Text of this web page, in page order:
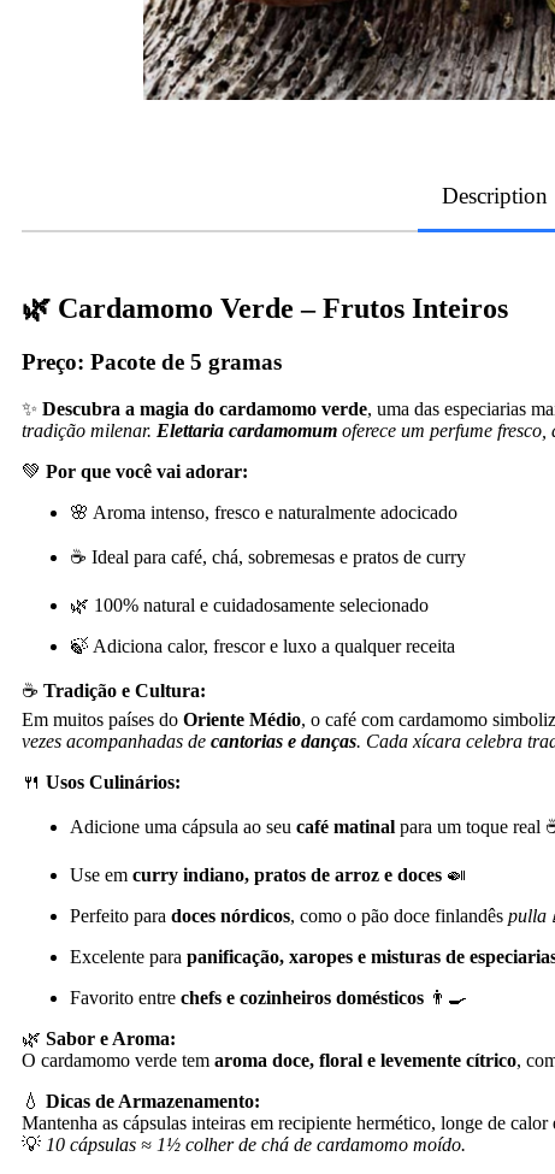
Description
🌿 Cardamomo Verde – Frutos Inteiros
Preço: Pacote de 5 gramas
✨ Descubra a magia do cardamomo verde, uma das especiarias
tradição milenar. Elettaria cardamomum oferece um perfume
💚 Por que você vai adorar:
🌸 Aroma intenso, fresco e naturalmente adocicado
☕ Ideal para café, chá, sobremesas e pratos de curry
🌿 100% natural e cuidadosamente selecionado
🍃 Adiciona calor, frescor e luxo a qualquer receita
☕ Tradição e Cultura:
Em muitos países do Oriente Médio, o café com cardamomo
vezes acompanhadas de cantorias e danças. Cada xícara celebra
🍴 Usos Culinários:
Adicione uma cápsula ao seu café matinal para um toque real
Use em curry indiano, pratos de arroz e doces 🍛
Perfeito para doces nórdicos, como o pão doce finlandês pulla
Excelente para panificação, xaropes e misturas de
Favorito entre chefs e cozinheiros domésticos 👨‍🍳
🌿 Sabor e Aroma:
O cardamomo verde tem aroma doce, floral e levemente cítrico,
💧 Dicas de Armazenamento:
Mantenha as cápsulas inteiras em recipiente hermético, longe de
💡 10 cápsulas ≈ 1½ colher de chá de cardamomo moído.